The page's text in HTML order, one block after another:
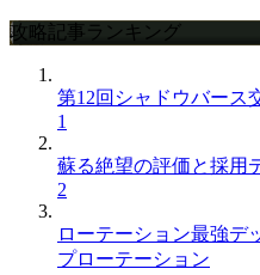
攻略記事ランキング
第12回シャドウバース
1
蘇る絶望の評価と採用
2
ローテーション最強デ
プローテーション